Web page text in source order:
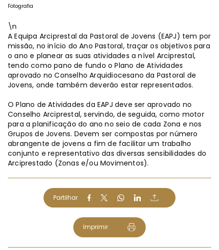
Fotografia
\n
A Equipa Arciprestal da Pastoral de Jovens (EAPJ) tem por
missão, no início do Ano Pastoral, traçar os objetivos para
o ano e planear as suas atividades a nível Arciprestal,
tendo como pano de fundo o Plano de Atividades
aprovado no Conselho Arquidiocesano da Pastoral de
Jovens, onde também deverão estar representados.
O Plano de Atividades da EAPJ deve ser aprovado no
Conselho Arciprestal, servindo, de seguida, como motor
para a planificação do ano no seio de cada Zona e nos
Grupos de Jovens. Devem ser compostas por número
abrangente de jovens a fim de facilitar um trabalho
conjunto e representativo das diversas sensibilidades do
Arciprestado (Zonas e/ou Movimentos).
Partilhar
Imprimir